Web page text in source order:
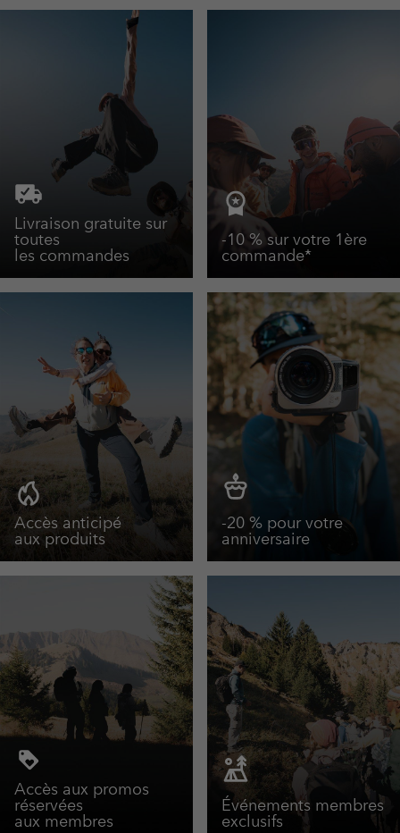
Livraison gratuite sur
toutes
les commandes
-10 % sur votre 1ère
commande*
Accès anticipé
aux produits
-20 % pour votre
anniversaire
Accès aux promos
réservées
aux membres
Événements membres
exclusifs